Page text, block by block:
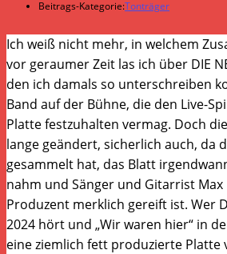
Beitrags-Kategorie:Tonträger
Ich weiß nicht mehr, in welchem
vor geraumer Zeit las ich über DIE
den ich damals so unterschreiben
Band auf der Bühne, die den Live-
Platte festzuhalten vermag. Doch
lange geändert, sicherlich auch, da
gesammelt hat, das Blatt
nahm und Sänger und Gitarrist Max
Produzent merklich gereift ist. Wer
2024 hört und „Wir waren hier“ in
eine ziemlich fett produzierte Platte